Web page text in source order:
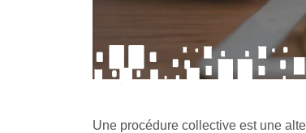
Une procédure collective est une